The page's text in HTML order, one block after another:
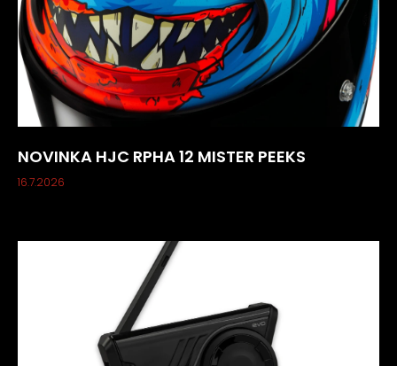
NOVINKA HJC RPHA 12 MISTER PEEKS
16.7.2026